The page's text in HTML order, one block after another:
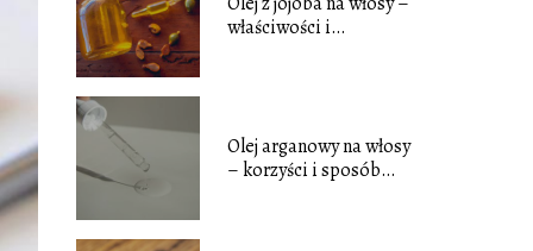
właściwości i
Olej arganowy na włosy
– korzyści i sposób